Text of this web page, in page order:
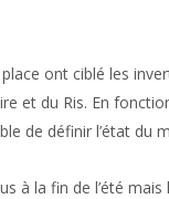
ont ciblé les
et du Ris. En
de définir l’état du
à la fin de l’été